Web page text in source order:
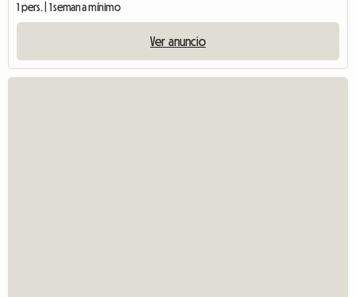
1 pers. | 1 semana mínimo
Ver anuncio